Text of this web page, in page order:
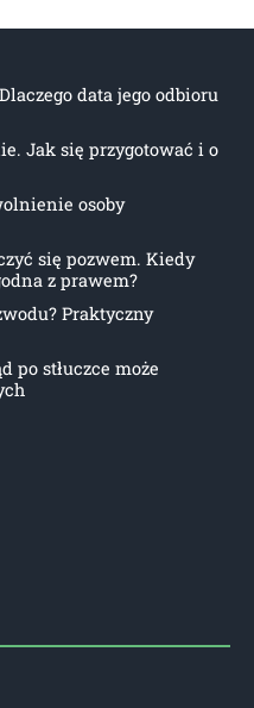
data jego odbioru
Jak się przygotować i o
osoby
się pozwem. Kiedy
z prawem?
Praktyczny
po stłuczce może